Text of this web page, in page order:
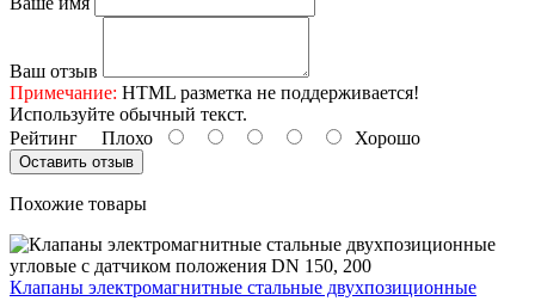
Ваш отзыв
Примечание: HTML разметка не поддерживается!
Используйте обычный текст.
Рейтинг Плохо Хорошо
Оставить отзыв
Похожие товары
Клапаны электромагнитные стальные двухпозиционные